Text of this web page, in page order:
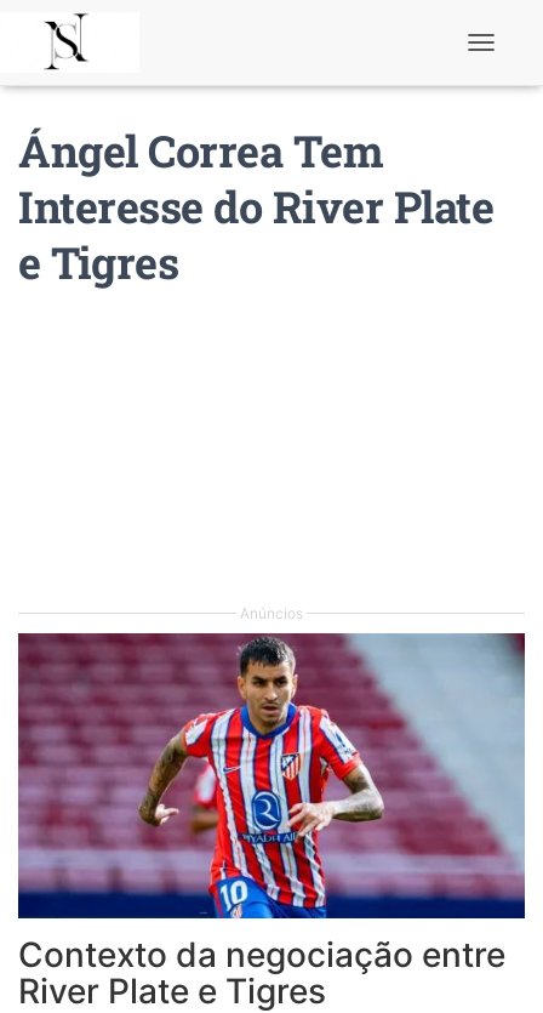
a
v
Ángel Correa Tem
Interesse do River Plate
e Tigres
Anúncios
Contexto da negociação entre
River Plate e Tigres